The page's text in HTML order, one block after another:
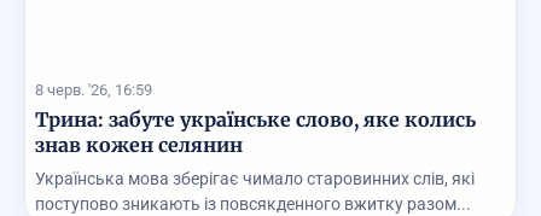
8 черв. '26, 16:59
Трина: забуте українське слово, яке колись
знав кожен селянин
Українська мова зберігає чимало старовинних слів, які
поступово зникають із повсякденного вжитку разом...